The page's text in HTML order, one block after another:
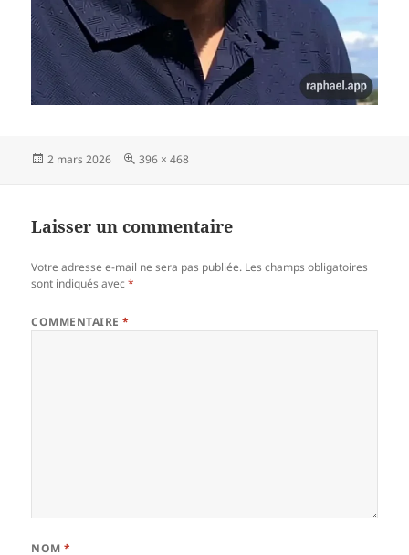
Publié
2 mars 2026
Taille
396 × 468
Laisser un commentaire
Votre adresse e-mail ne sera pas publiée. Les champs obligatoires
sont indiqués avec*
COMMENTAIRE*
NOM*